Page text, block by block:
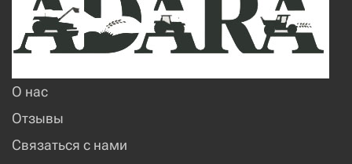
О нас
Отзывы
Связаться с нами